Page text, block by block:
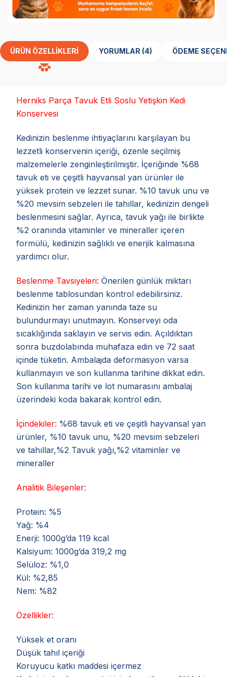
ÜRÜN ÖZELLIKLERI YORUMLAR (4) ÖDEME
Herniks Parça Tavuk Etli Soslu Yetişkin Kedi
Konservesi
Kedinizin beslenme ihtiyaçlarını karşılayan bu
lezzetli konservenin içeriği, özenle seçilmiş
malzemelerle zenginleştirilmiştir. İçeriğinde %68
tavuk eti ve çeşitli hayvansal yan ürünler ile
yüksek protein ve lezzet sunar. %10 tavuk unu ve
%20 mevsim sebzeleri ile tahıllar, kedinizin dengeli
beslenmesini sağlar. Ayrıca, tavuk yağı ile birlikte
%2 oranında vitaminler ve mineraller içeren
formülü, kedinizin sağlıklı ve enerjik kalmasına
yardımcı olur.
Beslenme Tavsiyeleri: Önerilen günlük miktarı
beslenme tablosundan kontrol edebilirsiniz.
Kedinizin her zaman yanında taze su
bulundurmayı unutmayın. Konserveyi oda
sıcaklığında saklayın ve servis edin. Açıldıktan
sonra buzdolabında muhafaza edin ve 72 saat
içinde tüketin. Ambalajda deformasyon varsa
kullanmayın ve son kullanma tarihine dikkat edin.
Son kullanma tarihi ve lot numarasını ambalaj
üzerindeki koda bakarak kontrol edin.
İçindekiler: %68 tavuk eti ve çeşitli hayvansal yan
ürünler, %10 tavuk unu, %20 mevsim sebzeleri
ve tahıllar,%2 Tavuk yağı,%2 vitaminler ve
mineraller
Analitik Bileşenler:
Protein: %5
Yağ: %4
Enerji: 1000g’da 119 kcal
Kalsiyum: 1000g’da 319,2 mg
Selüloz: %1,0
Kül: %2,85
Nem: %82
Özellikler:
Yüksek et oranı
Düşük tahıl içeriği
Koruyucu katkı maddesi içermez